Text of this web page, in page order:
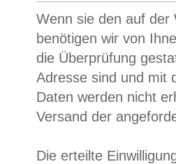
Wenn sie den auf der
benötigen wir von
die Überprüfung
Adresse sind und mit
Daten werden nicht
Versand der
Die erteilte